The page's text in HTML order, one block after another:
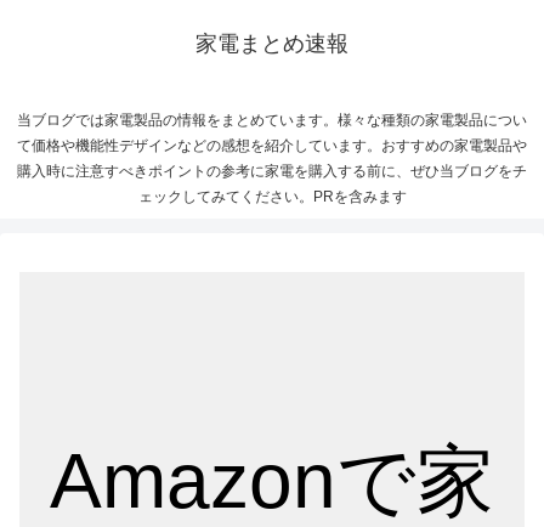
家電まとめ速報
当ブログでは家電製品の情報をまとめています。様々な種類の家電製品につい
て価格や機能性デザインなどの感想を紹介しています。おすすめの家電製品や
購入時に注意すべきポイントの参考に家電を購入する前に、ぜひ当ブログをチ
ェックしてみてください。PRを含みます
Amazonで家